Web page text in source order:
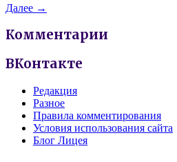
Далее →
Комментарии
ВКонтакте
Редакция
Разное
Правила комментирования
Условия использования сайта
Блог Лицея